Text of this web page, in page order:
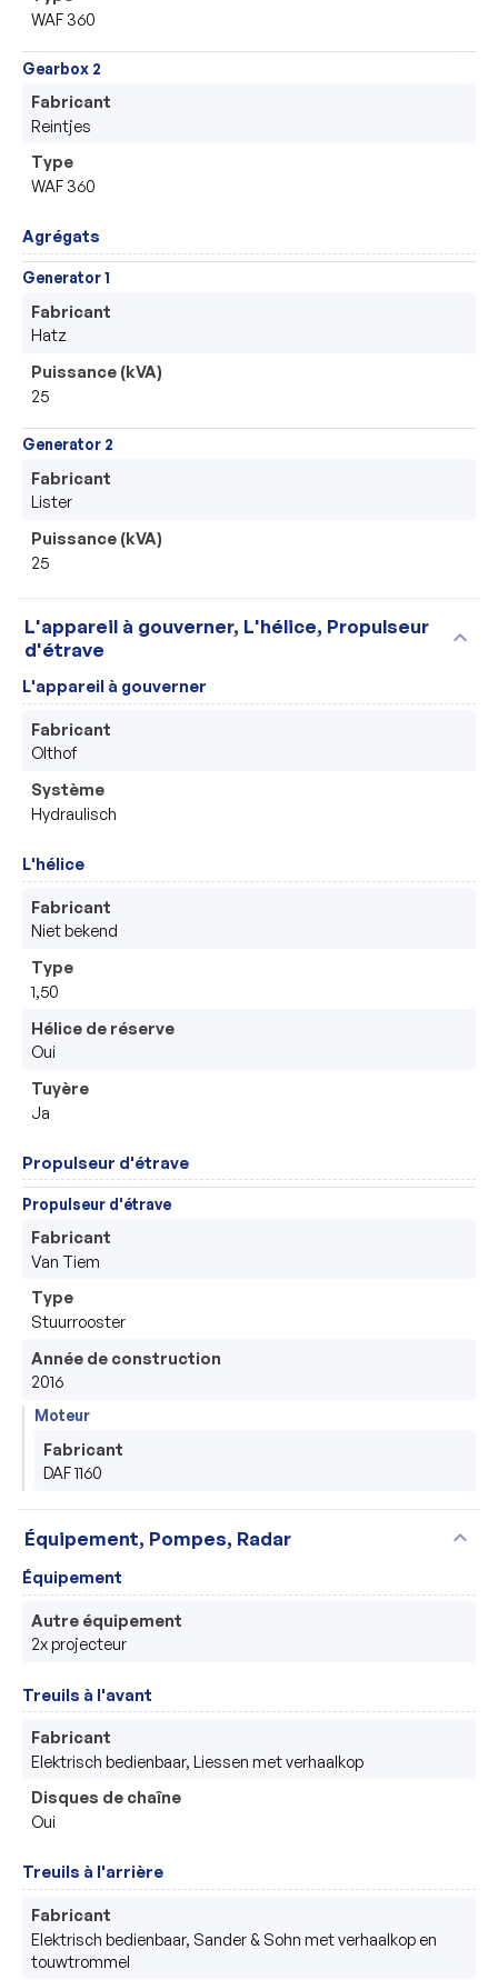
WAF 360
Gearbox 2
Fabricant
Reintjes
Type
WAF 360
Agrégats
Generator 1
Fabricant
Hatz
Puissance (kVA)
25
Generator 2
Fabricant
Lister
Puissance (kVA)
25
L'appareil à gouverner, L'hélice, Propulseur
d'étrave
expand_more
L'appareil à gouverner
Fabricant
Olthof
Système
Hydraulisch
L'hélice
Fabricant
Niet bekend
Type
1,50
Hélice de réserve
Oui
Tuyère
Ja
Propulseur d'étrave
Propulseur d'étrave
Fabricant
Van Tiem
Type
Stuurrooster
Année de construction
2016
Moteur
Fabricant
DAF 1160
Équipement, Pompes, Radar expand_more
Équipement
Autre équipement
2x projecteur
Treuils à l'avant
Fabricant
Elektrisch bedienbaar, Liessen met verhaalkop
Disques de chaîne
Oui
Treuils à l'arrière
Fabricant
Elektrisch bedienbaar, Sander & Sohn met verhaalkop en
touwtrommel